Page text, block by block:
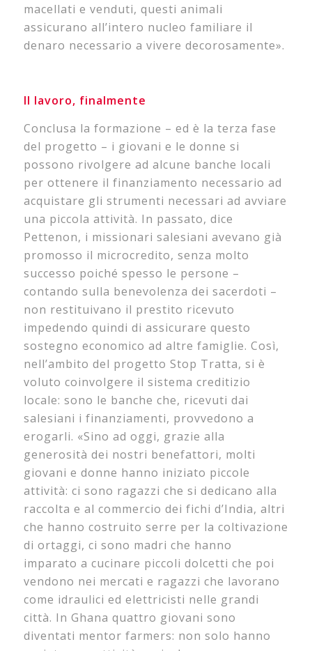
macellati e venduti, questi animali
assicurano all’intero nucleo familiare il
denaro necessario a vivere decorosamente».
Il lavoro, finalmente
Conclusa la formazione – ed è la terza fase
del progetto – i giovani e le donne si
possono rivolgere ad alcune banche locali
per ottenere il finanziamento necessario ad
acquistare gli strumenti necessari ad avviare
una piccola attività. In passato, dice
Pettenon, i missionari salesiani avevano già
promosso il microcredito, senza molto
successo poiché spesso le persone –
contando sulla benevolenza dei sacerdoti –
non restituivano il prestito ricevuto
impedendo quindi di assicurare questo
sostegno economico ad altre famiglie. Così,
nell’ambito del progetto Stop Tratta, si è
voluto coinvolgere il sistema creditizio
locale: sono le banche che, ricevuti dai
salesiani i finanziamenti, provvedono a
erogarli. «Sino ad oggi, grazie alla
generosità dei nostri benefattori, molti
giovani e donne hanno iniziato piccole
attività: ci sono ragazzi che si dedicano alla
raccolta e al commercio dei fichi d’India, altri
che hanno costruito serre per la coltivazione
di ortaggi, ci sono madri che hanno
imparato a cucinare piccoli dolcetti che poi
vendono nei mercati e ragazzi che lavorano
come idraulici ed elettricisti nelle grandi
città. In Ghana quattro giovani sono
diventati mentor farmers: non solo hanno